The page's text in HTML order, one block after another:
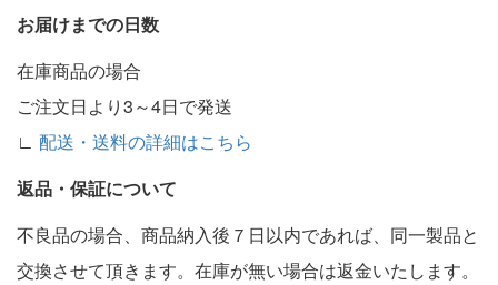
お届けまでの日数
在庫商品の場合
ご注文日より3～4日で発送
∟ 配送・送料の詳細はこちら
返品・保証について
不良品の場合、商品納入後７日以内であれば、同一製品と
交換させて頂きます。在庫が無い場合は返金いたします。